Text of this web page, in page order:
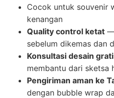
Cocok untuk souvenir
kenangan
Quality control ketat —
sebelum dikemas dan
Konsultasi desain
membantu dari sketsa
Pengiriman aman ke
dengan bubble wrap